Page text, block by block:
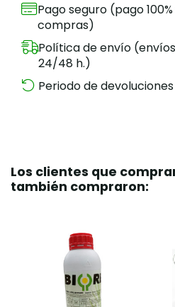
Pago seguro (pago
compras)
Política de envío
24/48 h.)
Periodo de
Los clientes que
también compraron: